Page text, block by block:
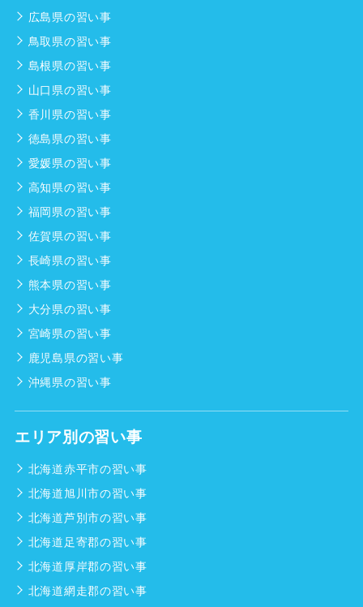
広島県の習い事
鳥取県の習い事
島根県の習い事
山口県の習い事
香川県の習い事
徳島県の習い事
愛媛県の習い事
高知県の習い事
福岡県の習い事
佐賀県の習い事
長崎県の習い事
熊本県の習い事
大分県の習い事
宮崎県の習い事
鹿児島県の習い事
沖縄県の習い事
エリア別の習い事
北海道赤平市の習い事
北海道旭川市の習い事
北海道芦別市の習い事
北海道足寄郡の習い事
北海道厚岸郡の習い事
北海道網走郡の習い事